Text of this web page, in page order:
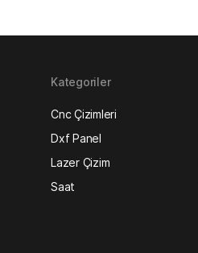
Kategoriler
Cnc Çizimleri
Dxf Panel
Lazer Çizim
Saat